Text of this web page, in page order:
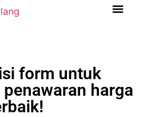
form untuk
harga